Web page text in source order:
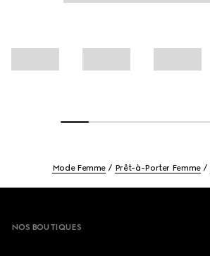
Mode Femme Prêt-à-Porter Femme
NOS BOUTIQUES